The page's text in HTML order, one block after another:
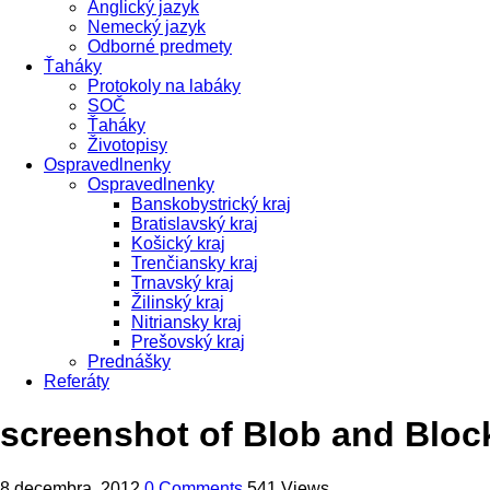
Anglický jazyk
Nemecký jazyk
Odborné predmety
Ťaháky
Protokoly na labáky
SOČ
Ťaháky
Životopisy
Ospravedlnenky
Ospravedlnenky
Banskobystrický kraj
Bratislavský kraj
Košický kraj
Trenčiansky kraj
Trnavský kraj
Žilinský kraj
Nitriansky kraj
Prešovský kraj
Prednášky
Referáty
screenshot of Blob and